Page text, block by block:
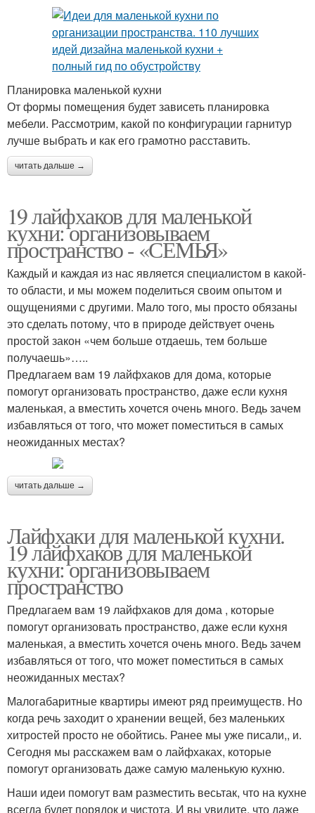
Планировка маленькой кухни
От формы помещения будет зависеть планировка
мебели. Рассмотрим, какой по конфигурации гарнитур
лучше выбрать и как его грамотно расставить.
читать дальше →
19 лайфхаков для маленькой
кухни: организовываем
пространство - «СЕМЬЯ»
Каждый и каждая из нас является специалистом в какой-
то области, и мы можем поделиться своим опытом и
ощущениями с другими. Мало того, мы просто обязаны
это сделать потому, что в природе действует очень
простой закон «чем больше отдаешь, тем больше
получаешь»…..
Предлагаем вам 19 лайфхаков для дома, которые
помогут организовать пространство, даже если кухня
маленькая, а вместить хочется очень много. Ведь зачем
избавляться от того, что может поместиться в самых
неожиданных местах?
читать дальше →
Лайфхаки для маленькой кухни.
19 лайфхаков для маленькой
кухни: организовываем
пространство
Предлагаем вам 19 лайфхаков для дома , которые
помогут организовать пространство, даже если кухня
маленькая, а вместить хочется очень много. Ведь зачем
избавляться от того, что может поместиться в самых
неожиданных местах?
Малогабаритные квартиры имеют ряд преимуществ. Но
когда речь заходит о хранении вещей, без маленьких
хитростей просто не обойтись. Ранее мы уже писали,, и.
Сегодня мы расскажем вам о лайфхаках, которые
помогут организовать даже самую маленькую кухню.
Наши идеи помогут вам разместить весьтак, что на кухне
всегда будет порядок и чистота. И вы увидите, что даже